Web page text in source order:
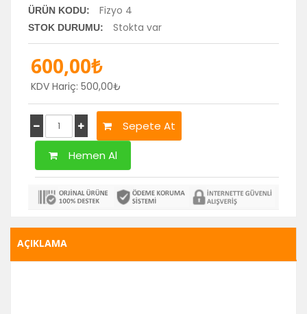
ÜRÜN KODU: Fizyo 4
STOK DURUMU: Stokta var
600,00₺
KDV Hariç: 500,00₺
Sepete At
Hemen Al
AÇIKLAMA